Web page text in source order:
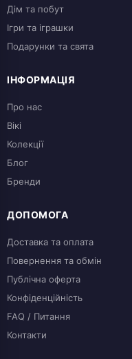
Дім та побут
Ігри та іграшки
Подарунки та свята
ІНФОРМАЦІЯ
Про нас
Вікі
Колекції
Блог
Бренди
ДОПОМОГА
Доставка та оплата
Повернення та обмін
Публічна оферта
Конфіденційність
FAQ / Питання
Контакти